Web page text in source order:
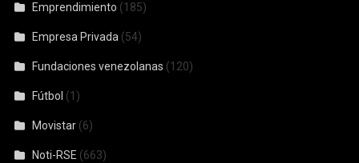
Emprendimiento (185)
Empresa Privada (54)
Fundaciones venezolanas (120)
Fútbol (1)
Movistar (6)
Noti-RSE (663)